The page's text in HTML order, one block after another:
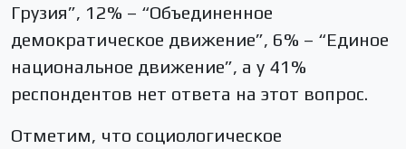
Грузия”, 12% – “Объединенное
демократическое движение”, 6% – “Единое
национальное движение”, а у 41%
респондентов нет ответа на этот вопрос.
Отметим, что социологическое